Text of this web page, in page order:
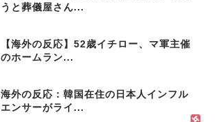
うと葬儀屋さん...
【海外の反応】52歳イチロー、マ軍主催
のホームラン...
海外の反応：韓国在住の日本人インフル
エンサーがライ...